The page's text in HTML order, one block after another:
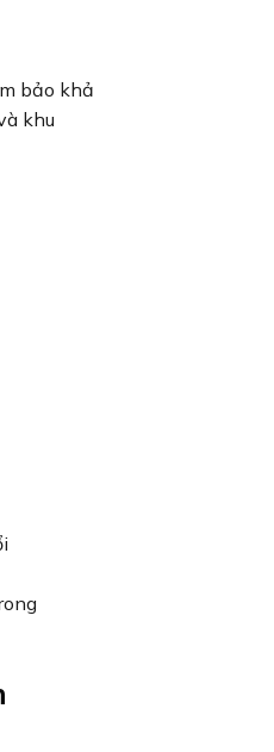
bảo khả
khu